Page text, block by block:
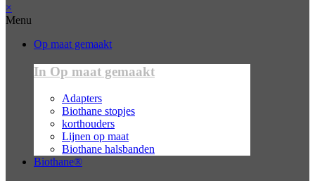
×
Menu
Op maat gemaakt
In Op maat gemaakt
Adapters
Biothane stopjes
korthouders
Lijnen op maat
Biothane halsbanden
Biothane®